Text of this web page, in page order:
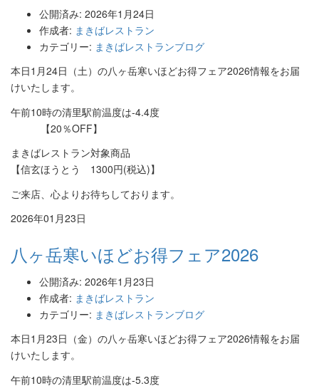
公開済み: 2026年1月24日
作成者: まきばレストラン
カテゴリー: まきばレストランブログ
本日1月24日（土）の八ヶ岳寒いほどお得フェア2026情報をお届
けいたします。
午前10時の清里駅前温度は-4.4度
【20％OFF】
まきばレストラン対象商品
【信玄ほうとう 1300円(税込)】
ご来店、心よりお待ちしております。
2026年01月23日
八ヶ岳寒いほどお得フェア2026
公開済み: 2026年1月23日
作成者: まきばレストラン
カテゴリー: まきばレストランブログ
本日1月23日（金）の八ヶ岳寒いほどお得フェア2026情報をお届
けいたします。
午前10時の清里駅前温度は-5.3度